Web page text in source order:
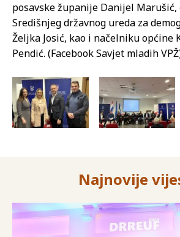
posavske županije Danijel
Središnjeg državnog ureda za
Željka Josić, kao i načelniku općine
Pendić. (Facebook Savjet mladih
Najnovije